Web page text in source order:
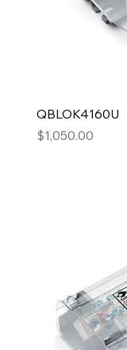
QBLOK4160U
Precio
$1,050.00